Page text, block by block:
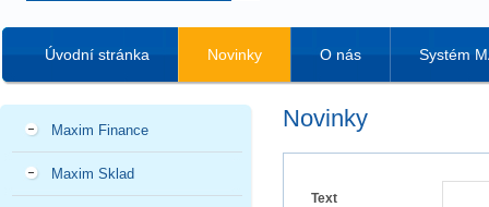
Úvodní stránka Novinky O nás Systém
Maxim Finance
Maxim Sklad
Novinky
Text